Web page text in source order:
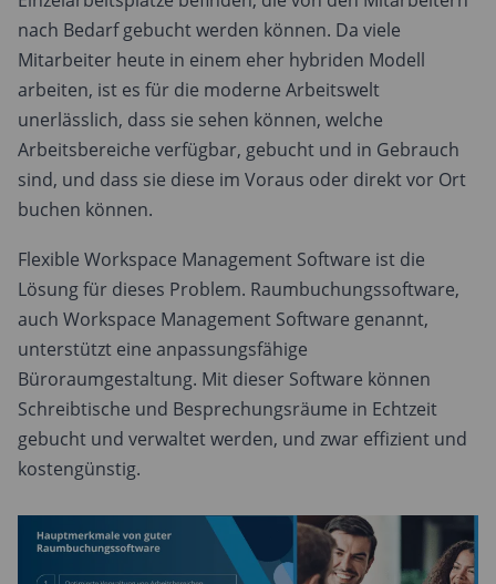
nach Bedarf gebucht werden können. Da viele
Mitarbeiter heute in einem eher hybriden Modell
arbeiten, ist es für die moderne Arbeitswelt
unerlässlich, dass sie sehen können, welche
Arbeitsbereiche verfügbar, gebucht und in Gebrauch
sind, und dass sie diese im Voraus oder direkt vor Ort
buchen können.
Flexible Workspace Management Software ist die
Lösung für dieses Problem. Raumbuchungssoftware,
auch Workspace Management Software genannt,
unterstützt eine anpassungsfähige
Büroraumgestaltung. Mit dieser Software können
Schreibtische und Besprechungsräume in Echtzeit
gebucht und verwaltet werden, und zwar effizient und
kostengünstig.